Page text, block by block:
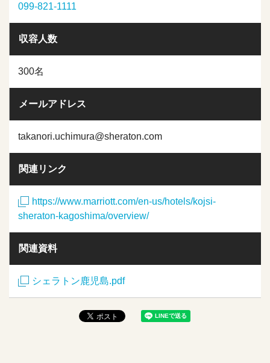
099-821-1111
収容人数
300名
メールアドレス
takanori.uchimura@sheraton.com
関連リンク
https://www.marriott.com/en-us/hotels/kojsi-
sheraton-kagoshima/overview/
関連資料
シェラトン鹿児島.pdf